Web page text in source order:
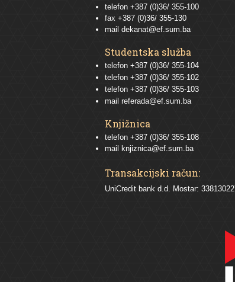
telefon +387 (0)36/ 355-100
fax +387 (0)36/ 355-130
mail dekanat@ef.sum.ba
Studentska služba
telefon +387 (0)36/ 355-104
telefon +387 (0)36/ 355-102
telefon +387 (0)36/ 355-103
mail referada@ef.sum.ba
Knjižnica
telefon +387 (0)36/ 355-108
mail
knjiznica@ef.sum.ba
Transakcijski račun:
UniCredit bank d.d. Mostar: